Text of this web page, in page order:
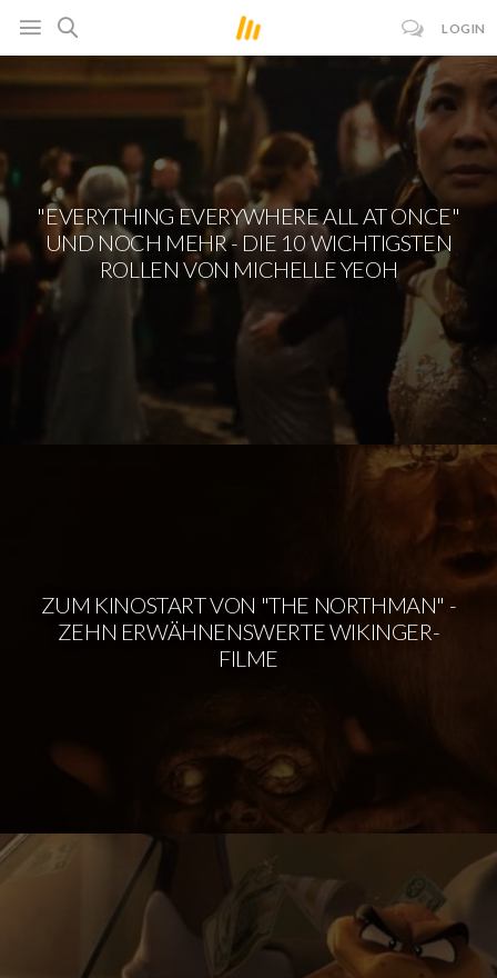
LOGIN
"EVERYTHING EVERYWHERE ALL AT ONCE"
UND NOCH MEHR - DIE 10 WICHTIGSTEN
ROLLEN VON MICHELLE YEOH
ZUM KINOSTART VON "THE NORTHMAN" -
ZEHN ERWÄHNENSWERTE WIKINGER-
FILME